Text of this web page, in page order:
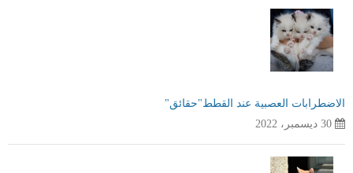
الاضطرابات العصبية عند القطط"حقائق"
30 ديسمبر، 2022